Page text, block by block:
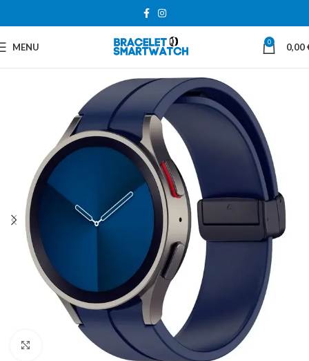
MENU 0 0,00
Cliquer pour agrandir